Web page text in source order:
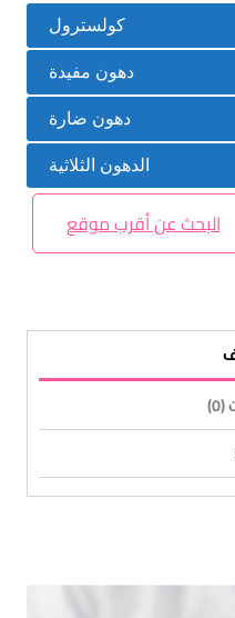
البحث عن أقرب موقع
كولسترول
دهون مفيدة
دهون ضارة
الدهون الثلاثية